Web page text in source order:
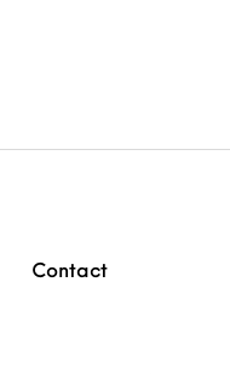
Contact